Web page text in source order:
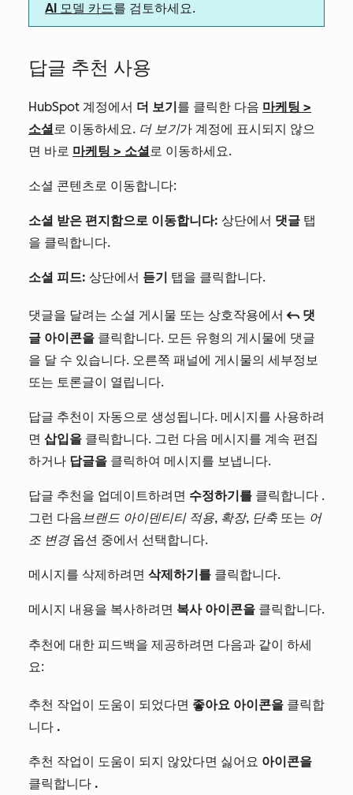
AI 모델 카드를 검토하세요.
답글 추천 사용
HubSpot 계정에서 더 보기를 클릭한 다음 마케팅 >
소셜로 이동하세요. 더 보기가 계정에 표시되지 않으
면 바로 마케팅 > 소셜로 이동하세요.
소셜 콘텐츠로 이동합니다:
소셜 받은 편지함으로 이동합니다: 상단에서 댓글 탭
을 클릭합니다.
소셜 피드: 상단에서 듣기 탭을 클릭합니다.
댓글을 달려는 소셜 게시물 또는 상호작용에서 reply 댓
글 아이콘을 클릭합니다. 모든 유형의 게시물에 댓글
을 달 수 있습니다. 오른쪽 패널에 게시물의 세부정보
또는 토론글이 열립니다.
답글 추천이 자동으로 생성됩니다. 메시지를 사용하려
면 삽입을 클릭합니다. 그런 다음 메시지를 계속 편집
하거나 답글을 클릭하여 메시지를 보냅니다.
답글 추천을 업데이트하려면 수정하기를 클릭합니다 .
그런 다음브랜드 아이덴티티 적용, 확장, 단축 또는 어
조 변경 옵션 중에서 선택합니다.
메시지를 삭제하려면 삭제하기를 클릭합니다.
메시지 내용을 복사하려면 복사 아이콘을 클릭합니다.
추천에 대한 피드백을 제공하려면 다음과 같이 하세
요:
추천 작업이 도움이 되었다면 좋아요 아이콘을 클릭합
니다 .
추천 작업이 도움이 되지 않았다면 싫어요 아이콘을
클릭합니다 .